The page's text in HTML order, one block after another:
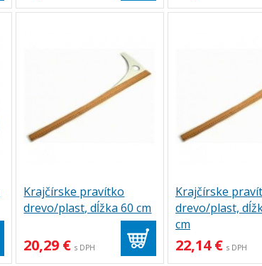
Krajčírske pravítko
drevo/plast, dĺžka 60 cm
20,29 € s DPH
Krajčírske
drevo/plast,
cm
22,14 € s DPH